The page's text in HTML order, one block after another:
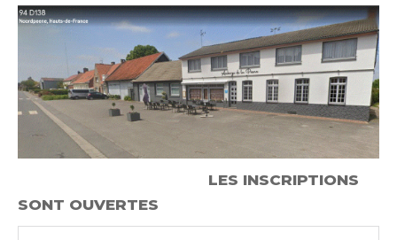
LES INSCRIPTIONS
SONT OUVERTES